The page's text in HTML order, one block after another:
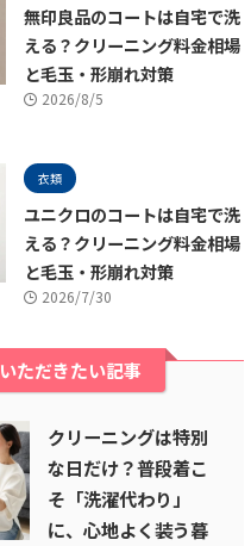
無印良品のコートは自宅で洗
える？クリーニング料金相場
と毛玉・形崩れ対策
2026/8/5
衣類
ユニクロのコートは自宅で洗
える？クリーニング料金相場
と毛玉・形崩れ対策
2026/7/30
ただきたい記事
クリーニングは特別
な日だけ？普段着こ
そ「洗濯代わり」
に、心地よく装う暮